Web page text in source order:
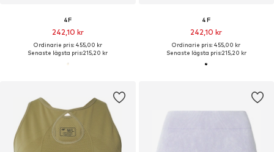
4F
242,10 kr
Ordinarie pris: 455,00 kr
Senaste lägsta pris:215,20 kr
4F
242,10 kr
Ordinarie pris: 455,00 kr
Senaste lägsta pris:215,20 kr